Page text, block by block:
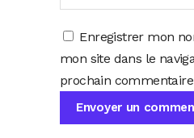
Enregistrer mon
mon site dans le
prochain